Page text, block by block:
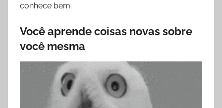
conhece bem.
Você aprende coisas novas sobre
você mesma